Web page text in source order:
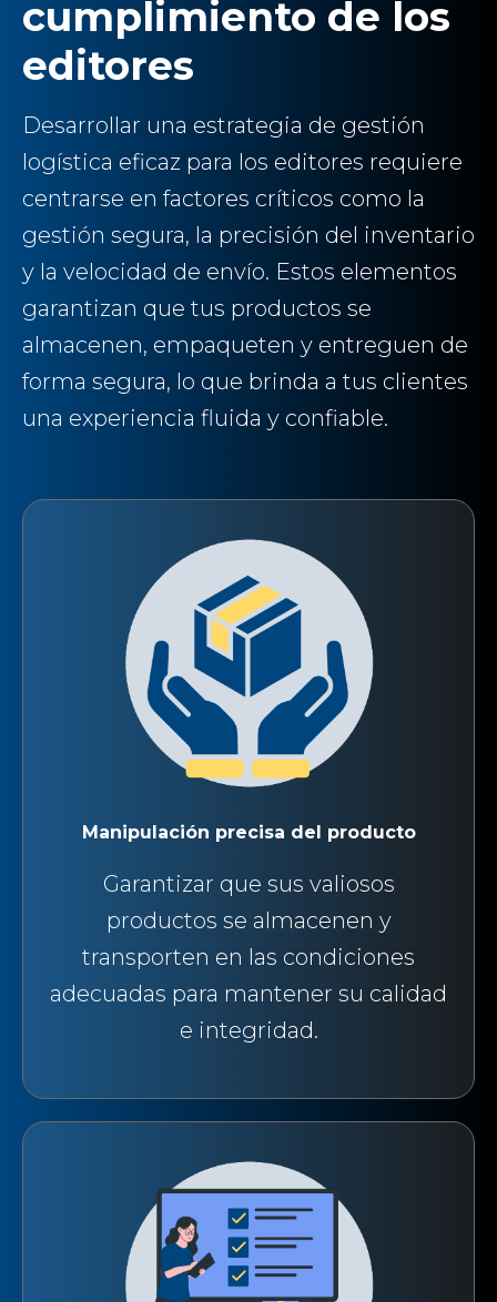
cumplimiento de los
editores
Desarrollar una estrategia de gestión
logística eficaz para los editores requiere
centrarse en factores críticos como la
gestión segura, la precisión del inventario
y la velocidad de envío. Estos elementos
garantizan que tus productos se
almacenen, empaqueten y entreguen de
forma segura, lo que brinda a tus clientes
una experiencia fluida y confiable.
Manipulación precisa del producto
Garantizar que sus valiosos
productos se almacenen y
transporten en las condiciones
adecuadas para mantener su calidad
e integridad.